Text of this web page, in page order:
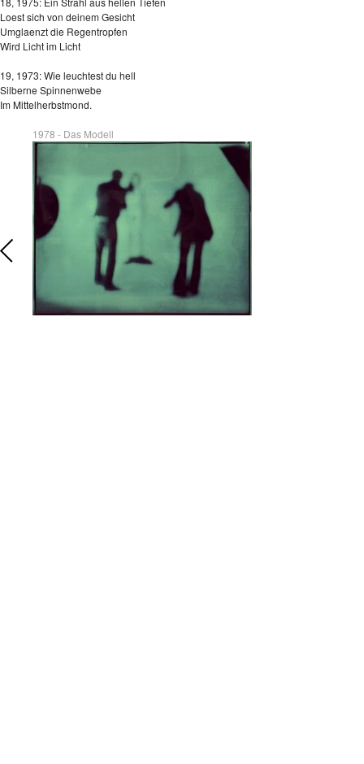
Loest sich von deinem Gesicht
Umglaenzt die Regentropfen
Wird Licht im Licht
19, 1973: Wie leuchtest du hell
Silberne Spinnenwebe
Im Mittelherbstmond.
1978 - Das Modell